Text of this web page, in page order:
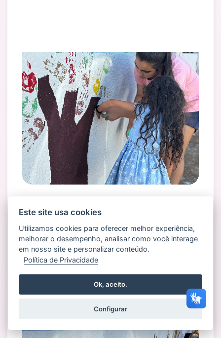
Este site usa cookies
Utilizamos cookies para oferecer melhor experiência,
melhorar o desempenho, analisar como você interage
em nosso site e personalizar conteúdo.
Política de Privacidade
Ok, aceito.
Configurar